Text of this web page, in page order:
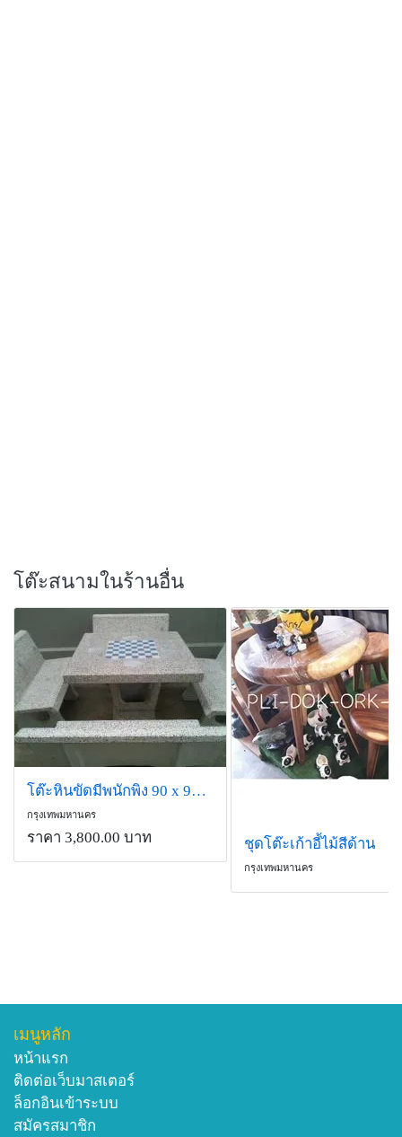
โต๊ะสนามในร้านอื่น
โต๊ะหินขัดมีพนักพิง 90 x 90 cm
กรุงเทพมหานคร
ราคา 3,800.00 บาท ชุดโต๊ะเก้าอี้ไม้สีด้าน
กรุงเทพมหานคร
เมนูหลัก
หน้าแรก
ติดต่อเว็บมาสเตอร์
ล็อกอินเข้าระบบ
สมัครสมาชิก